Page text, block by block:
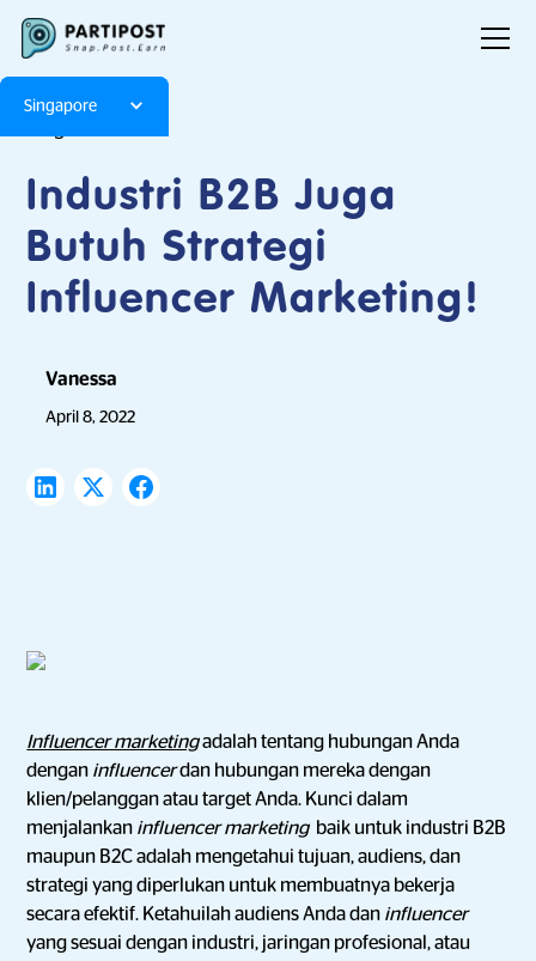
Singapore
Industri B2B Juga
Butuh Strategi
Influencer Marketing!
Vanessa
April 8, 2022
Influencer marketingadalah tentang hubungan Anda
dengan influencerdan hubungan mereka dengan
klien/pelanggan atau target Anda. Kunci dalam
menjalankan influencer marketingbaik untuk industri B2B
maupun B2C adalah mengetahui tujuan, audiens, dan
strategi yang diperlukan untuk membuatnya bekerja
secara efektif. Ketahuilah audiens Anda dan influencer
yang sesuai dengan industri, jaringan profesional, atau